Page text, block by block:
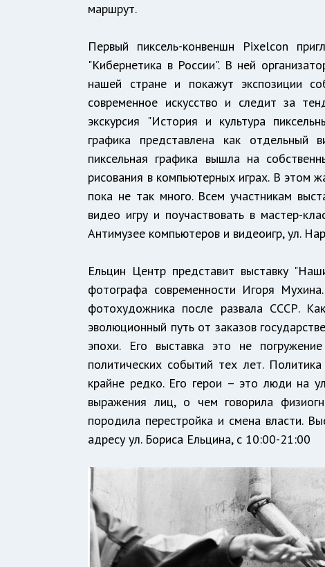
маршрут.
Первый пиксель-конвеншн Pixelcon
"Кибернетика в России". В ней
нашей стране и покажут экспозиции
современное искусство и следит за
экскурсия "История и культура
графика представлена как отдельный
пиксельная графика вышла на
рисования в компьютерных играх. В этом
пока не так много. Всем участникам
видео игру и поучаствовать в мастер-
Антимузее компьютеров и видеоигр, ул.
Ельцин Центр представит выставку
фотографа современности Игоря
фотохудожника после развала СССР.
эволюционный путь от заказов
эпохи. Его выставка это не
политических событий тех лет.
крайне редко. Его герои – это люди на
выражения лиц, о чем говорила
породила перестройка и смена власти.
адресу ул. Бориса Ельцина, с 10:00-21:00